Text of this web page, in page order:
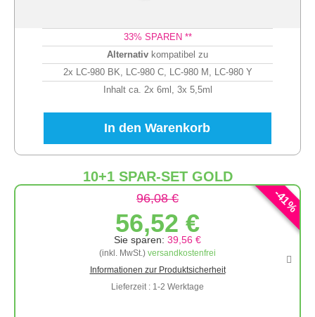
33% SPAREN **
Alternativ kompatibel zu
2x LC-980 BK, LC-980 C, LC-980 M, LC-980 Y
Inhalt ca. 2x 6ml, 3x 5,5ml
In den Warenkorb
10+1 SPAR-SET GOLD
-
41
%
96,08 €
56,52 €
Sie sparen: 39,56 €
(inkl. MwSt.) versandkostenfrei
Informationen zur Produktsicherheit
Lieferzeit : 1-2 Werktage